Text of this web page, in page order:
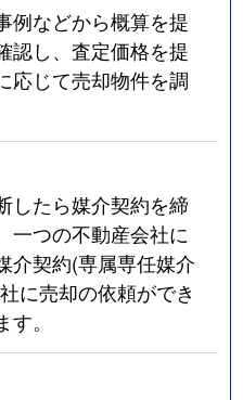
例などから概算を提
認し、査定価格を提
応じて売却物件を調
したら媒介契約を締
一つの不動産会社に
介契約(専属専任媒介
に売却の依頼ができ
。